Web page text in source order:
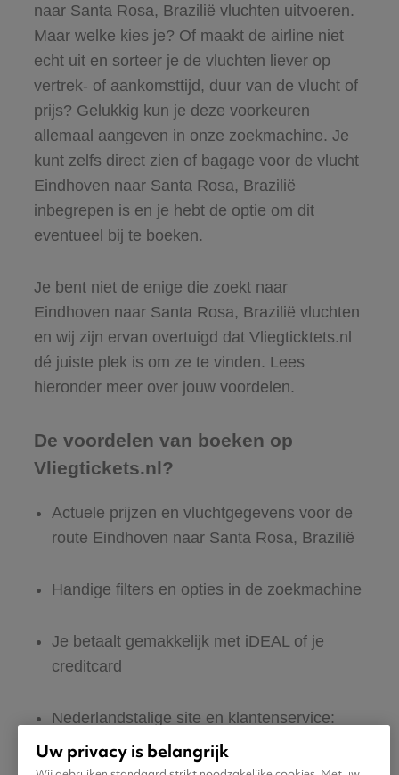
naar Santa Rosa, Brazilië vluchten uitvoeren.
Maar welke kies je? Of maakt de airline niet
echt uit en sorteer je de vluchten liever op
vertrek- of aankomsttijd, duur van de vlucht of
prijs? Gelukkig kun je deze voorkeuren
allemaal aangeven in onze zoekmachine. Je
kunt zelfs direct zien of bagage voor de vlucht
Eindhoven naar Santa Rosa, Brazilië
inbegrepen is en je hebt de optie om dit
eventueel bij te boeken.
Je bent niet de enige die zoekt naar
Eindhoven naar Santa Rosa, Brazilië vluchten
en wij zijn ervan overtuigd dat Vliegticktets.nl
dé juiste plek is om ze te vinden. Lees
hieronder meer over jouw voordelen.
De voordelen van boeken op
Vliegtickets.nl?
Actuele prijzen en vluchtgegevens voor de
route Eindhoven naar Santa Rosa, Brazilië
Handige filters en opties in de zoekmachine
Je betaalt gemakkelijk met iDEAL of je
creditcard
Nederlandstalige site en klantenservice:
365 dagen per jaar bereikbaar
Uw privacy is belangrijk